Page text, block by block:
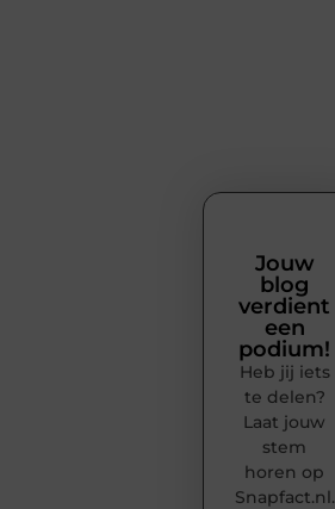
Jouw
blog
verdient
een
podium!
Heb jij iets
te delen?
Laat jouw
stem
horen op
Snapfact.nl.